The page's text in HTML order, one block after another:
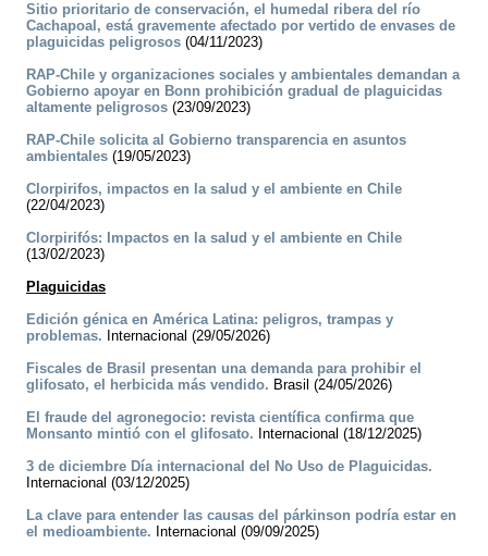
Sitio prioritario de conservación, el humedal ribera del río
Cachapoal, está gravemente afectado por vertido de envases de
plaguicidas peligrosos (04/11/2023)
RAP-Chile y organizaciones sociales y ambientales demandan a
Gobierno apoyar en Bonn prohibición gradual de plaguicidas
altamente peligrosos (23/09/2023)
RAP-Chile solicita al Gobierno transparencia en asuntos
ambientales (19/05/2023)
Clorpirifos, impactos en la salud y el ambiente en Chile
(22/04/2023)
Clorpirifós: Impactos en la salud y el ambiente en Chile
(13/02/2023)
Plaguicidas
Edición génica en América Latina: peligros, trampas y
problemas. Internacional (29/05/2026)
Fiscales de Brasil presentan una demanda para prohibir el
glifosato, el herbicida más vendido. Brasil (24/05/2026)
El fraude del agronegocio: revista científica confirma que
Monsanto mintió con el glifosato. Internacional (18/12/2025)
3 de diciembre Día internacional del No Uso de Plaguicidas.
Internacional (03/12/2025)
La clave para entender las causas del párkinson podría estar en
el medioambiente. Internacional (09/09/2025)